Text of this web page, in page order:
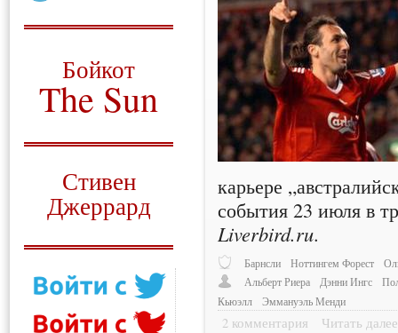
Бойкот
The Sun
Стивен
Джеррард
карьере
события 23 июля в
Liverbird.ru.
Барнсли Ноттингем Форест
Альберт Риера
Дэнни Ингс
Кьюэлл
Эммануэль Менди
2 комментария Читать далее